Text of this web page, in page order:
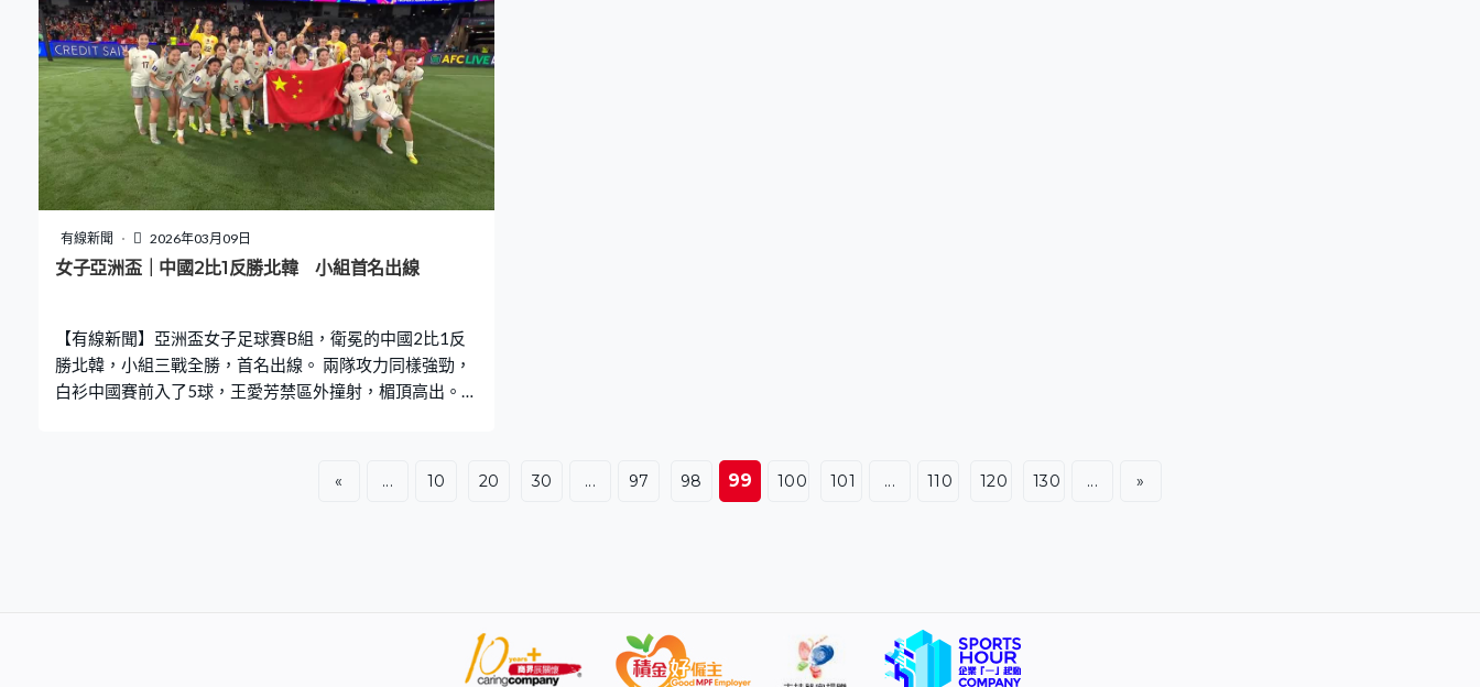
有線新聞 2026年03月09日
女子亞洲盃｜中國2比1反勝北韓 小組首名出線
【有線新聞】亞洲盃女子足球賽B組，衛冕的中國2比1反
勝北韓，小組三戰全勝，首名出線。 兩隊攻力同樣強勁，
白衫中國賽前入了5球，王愛芳禁區外撞射，楣頂高出。北
樣兩戰全勝，齊齊晉級下今場爭小組首名。中國2分鐘後就
« ... 10 20 30 ... 97 98 99 100 101 ... 110 120 130 ... »